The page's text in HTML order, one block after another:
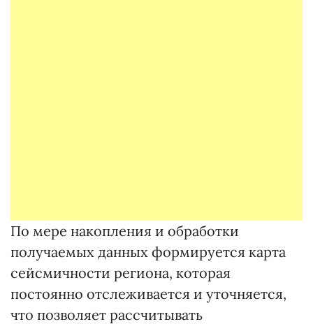
По мере накопления и обработки
получаемых данных формируется карта
сейсмичности региона, которая
постоянно отслеживается и уточняется,
что позволяет рассчитывать